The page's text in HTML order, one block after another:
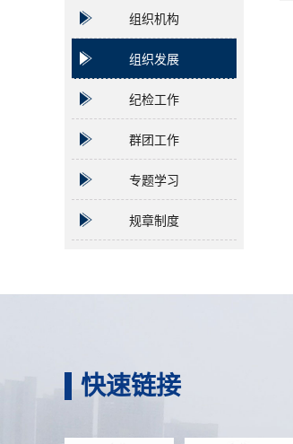
组织机构
组织发展
纪检工作
群团工作
专题学习
规章制度
快速链接